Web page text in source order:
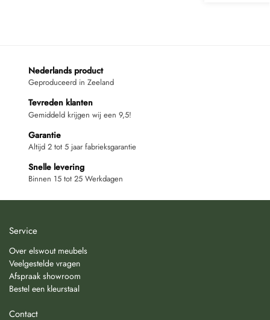
Nederlands product
Geproduceerd in Zeeland
Tevreden klanten
Gemiddeld krijgen wij een 9,5!
Garantie
Altijd 2 tot 5 jaar fabrieksgarantie
Snelle levering
Binnen 15 tot 25 Werkdagen
Service
Over elswout meubels
Veelgestelde vragen
Afspraak showroom
Bestel een kleurstaal
Contact